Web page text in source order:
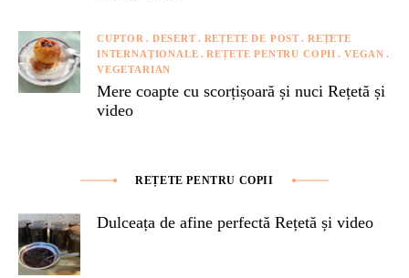
CUPTOR DESERT REȚETE DE POST
REȚETE
INTERNAȚIONALE
REȚETE PENTRU COPII
VEGAN
VEGETARIAN
Mere coapte cu scorțișoară și nuci Rețetă și
video
REȚETE PENTRU COPII
Dulceața de afine perfectă Rețetă și video